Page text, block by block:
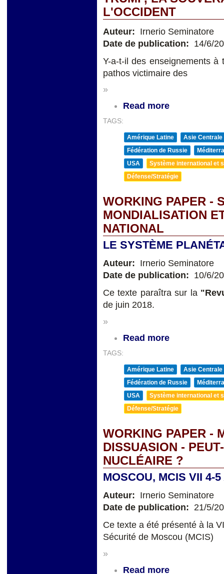
L'OCCIDENT
Auteur: Irnerio Seminatore
Date de publication: 14/6/
Y-a-t-il des enseignements
pathos victimaire des
»
Read more
TAGS:
Amérique Latine
Asie Centrale
Fédération de Russie
USA
Système international et
Défense/Stratégie
WORKING PAPER -
MONDIALISATION
NATIONAL
LE SYSTÈME
Auteur: Irnerio Seminatore
Date de publication: 10/6/
Ce texte paraîtra sur la
de juin 2018.
»
Read more
TAGS:
Amérique Latine
Asie Centrale
Fédération de Russie
USA
Système international et
Défense/Stratégie
WORKING PAPER -
DISSUASION -
NUCLÉAIRE ?
MOSCOU, MCIS VII 4-
Auteur: Irnerio Seminatore
Date de publication: 21/5/
Ce texte a été présenté à la
Sécurité de Moscou (MCIS)
»
Read more